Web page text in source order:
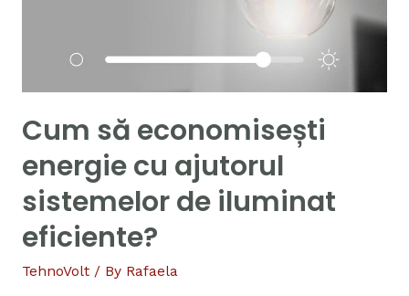
Cum să economisești
energie cu ajutorul
sistemelor de iluminat
eficiente?
TehnoVolt/ By Rafaela